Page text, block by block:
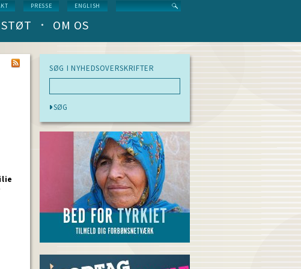
PRESSE ENGLISH
STØT OM OS
SØG I NYHEDSOVERSKRIFTER